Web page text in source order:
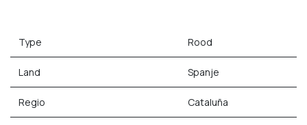
Type Rood
Land Spanje
Regio Cataluña